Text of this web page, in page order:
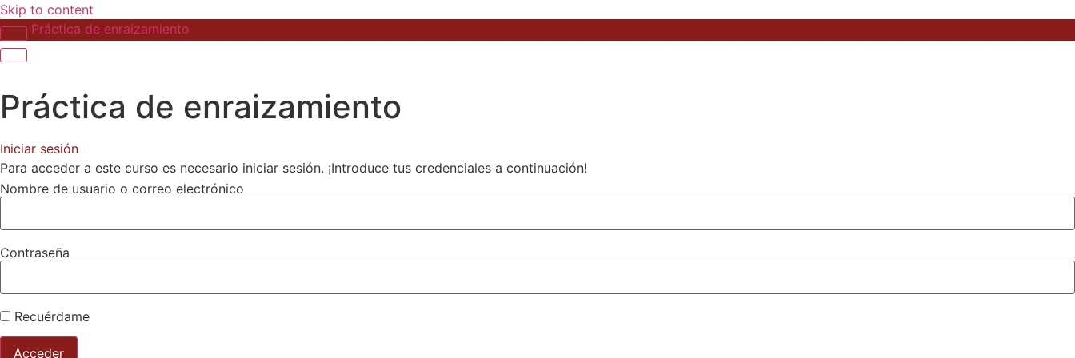
Skip to content
Práctica de enraizamiento
Práctica de enraizamiento
Iniciar sesión
Para acceder a este curso es necesario iniciar sesión. ¡Introduce tus credenciales a continuación!
Nombre de usuario o correo electrónico
Contraseña
Recuérdame